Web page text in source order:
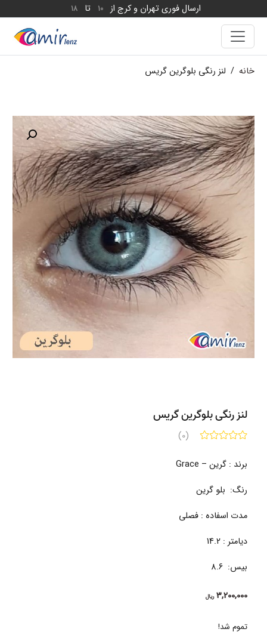
ارسال فوری تهران و کرج از 10 تا 18
خانه / لنز رنگی بلوگرین گریس
لنز رنگی بلوگرین گریس
(0)
برند : گرین – Grace
رنگ: بلو گرین
مدت اسفاده : فصلی
دیامتر : 14.2
بیس: 8.6
3,200,000 ریال
تموم شد!